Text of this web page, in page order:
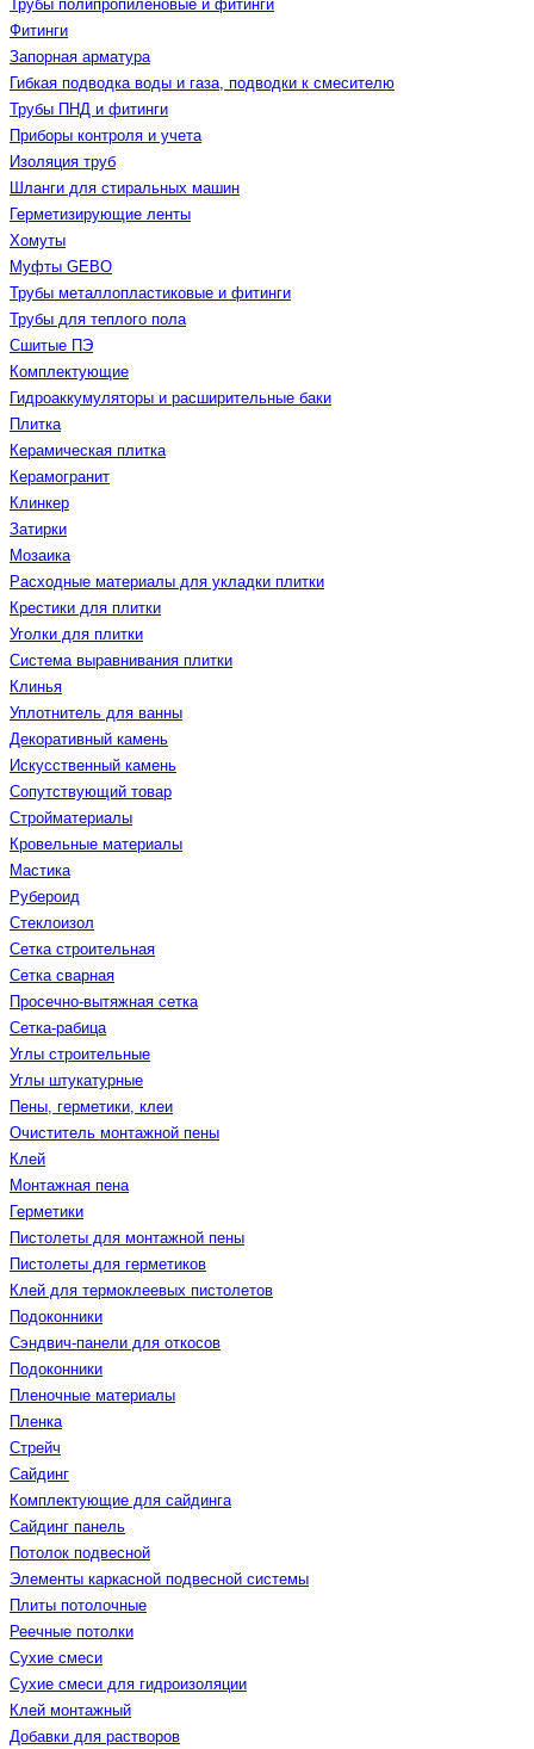
Трубы полипропиленовые и фитинги
Фитинги
Запорная арматура
Гибкая подводка воды и газа, подводки к смесителю
Трубы ПНД и фитинги
Приборы контроля и учета
Изоляция труб
Шланги для стиральных машин
Герметизирующие ленты
Хомуты
Муфты GEBO
Трубы металлопластиковые и фитинги
Трубы для теплого пола
Сшитые ПЭ
Комплектующие
Гидроаккумуляторы и расширительные баки
Плитка
Керамическая плитка
Керамогранит
Клинкер
Затирки
Мозаика
Расходные материалы для укладки плитки
Крестики для плитки
Уголки для плитки
Система выравнивания плитки
Клинья
Уплотнитель для ванны
Декоративный камень
Искусственный камень
Сопутствующий товар
Стройматериалы
Кровельные материалы
Мастика
Рубероид
Стеклоизол
Сетка строительная
Сетка сварная
Просечно-вытяжная сетка
Сетка-рабица
Углы строительные
Углы штукатурные
Пены, герметики, клеи
Очиститель монтажной пены
Клей
Монтажная пена
Герметики
Пистолеты для монтажной пены
Пистолеты для герметиков
Клей для термоклеевых пистолетов
Подоконники
Сэндвич-панели для откосов
Подоконники
Пленочные материалы
Пленка
Стрейч
Сайдинг
Комплектующие для сайдинга
Сайдинг панель
Потолок подвесной
Элементы каркасной подвесной системы
Плиты потолочные
Реечные потолки
Сухие смеси
Сухие смеси для гидроизоляции
Клей монтажный
Добавки для растворов